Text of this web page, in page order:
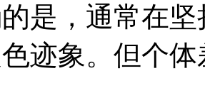
是，通常在
迹象。但个